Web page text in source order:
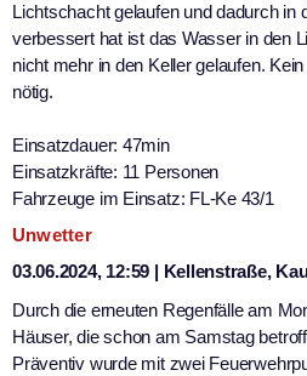
Lichtschacht gelaufen und dadurch in
verbessert hat ist das Wasser in den
nicht mehr in den Keller gelaufen.
nötig.
Einsatzdauer: 47min
Einsatzkräfte: 11 Personen
Fahrzeuge im Einsatz: FL-Ke 43/1
Unwetter
03.06.2024, 12:59 | Kellenstraße,
Durch die erneuten Regenfälle am
Häuser, die schon am Samstag
Präventiv wurde mit zwei